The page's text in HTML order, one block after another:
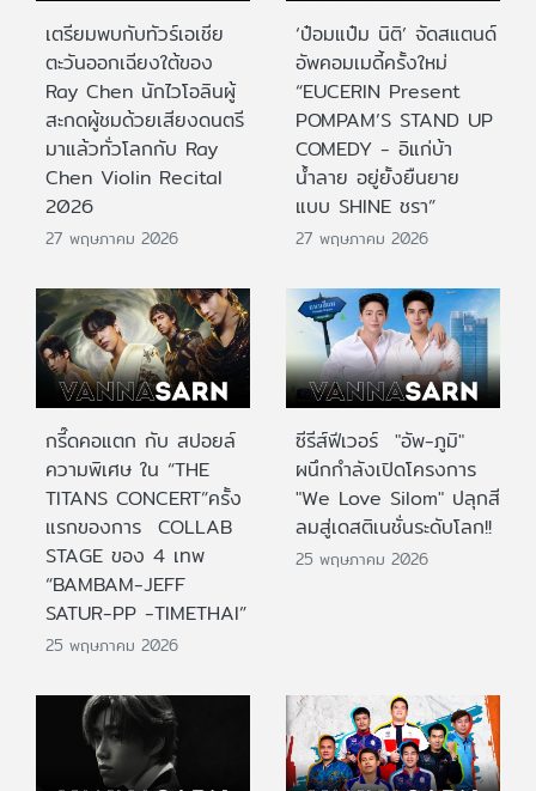
เตรียมพบกับทัวร์เอเชีย
ตะวันออกเฉียงใต้ของ
Ray Chen นักไวโอลินผู้
สะกดผู้ชมด้วยเสียงดนตรี
มาแล้วทั่วโลกกับ Ray
Chen Violin Recital
2026
27 พฤษภาคม 2026
‘ป๋อมแป๋ม นิติ’ จัดสแตนด์
อัพคอมเมดี้ครั้งใหม่
“EUCERIN Present
POMPAM’S STAND UP
COMEDY - อิแก่บ้า
น้ำลาย อยู่ยั้งยืนยาย
แบบ SHINE ชรา”
27 พฤษภาคม 2026
กรี๊ดคอแตก กับ สปอยล์
ความพิเศษ ใน “THE
TITANS CONCERT”ครั้ง
แรกของการ COLLAB
STAGE ของ 4 เทพ
“BAMBAM-JEFF
SATUR-PP -TIMETHAI”
25 พฤษภาคม 2026
ซีรีส์ฟีเวอร์ "อัพ-ภูมิ"
ผนึกกำลังเปิดโครงการ
"We Love Silom" ปลุกสี
ลมสู่เดสติเนชั่นระดับโลก!!
25 พฤษภาคม 2026